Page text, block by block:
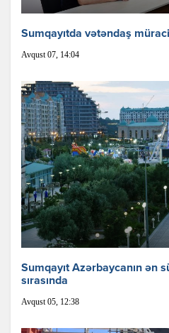
Sumqayıtda vətəndaş
Avqust 07, 14:04
Sumqayıt Azərbaycanın ən
sırasında
Avqust 05, 12:38